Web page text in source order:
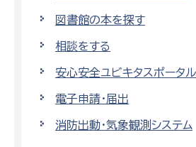
図書館の本を探す
相談をする
安心安全ユビキタスポータル
電子申請・届出
消防出動・気象観測システム